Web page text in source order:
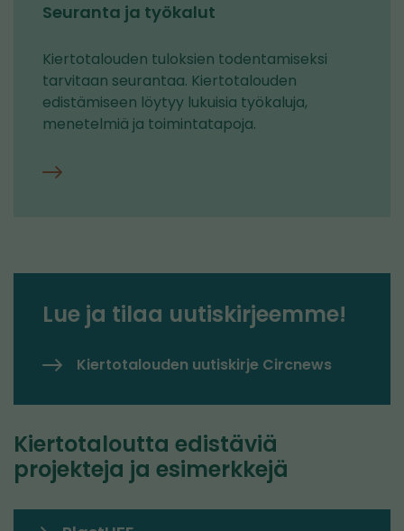
Seuranta ja työkalut
Kiertotalouden tuloksien todentamiseksi
tarvitaan seurantaa. Kiertotalouden
edistämiseen löytyy lukuisia työkaluja,
menetelmiä ja toimintatapoja.
Seuranta
Lue ja tilaa uutiskirjeemme!
Kiertotalouden uutiskirje Circnews
Kiertotaloutta edistäviä
projekteja ja esimerkkejä